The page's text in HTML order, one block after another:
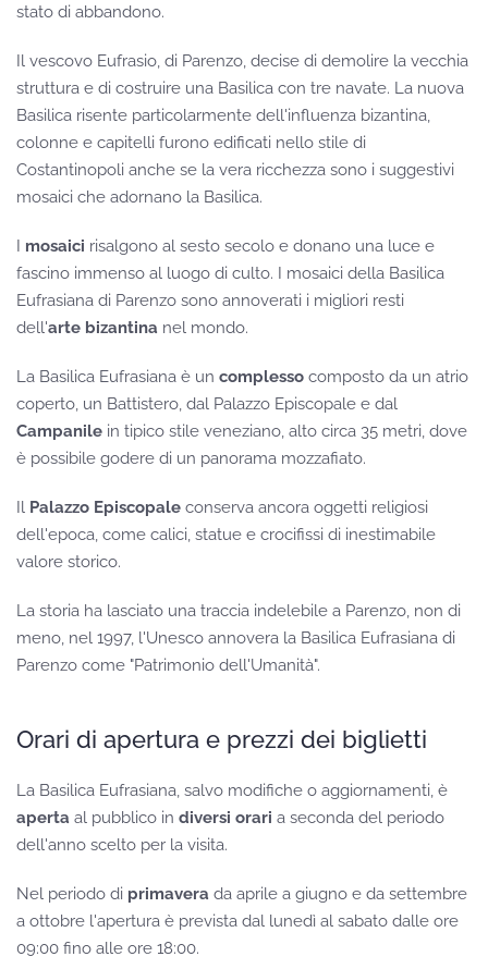
stato di abbandono.
Il vescovo Eufrasio, di Parenzo, decise di demolire la vecchia
struttura e di costruire una Basilica con tre navate. La nuova
Basilica risente particolarmente dell'influenza bizantina,
colonne e capitelli furono edificati nello stile di
Costantinopoli anche se la vera ricchezza sono i suggestivi
mosaici che adornano la Basilica.
I mosaici risalgono al sesto secolo e donano una luce e
fascino immenso al luogo di culto. I mosaici della Basilica
Eufrasiana di Parenzo sono annoverati i migliori resti
dell'arte bizantina nel mondo.
La Basilica Eufrasiana è un complesso composto da un atrio
coperto, un Battistero, dal Palazzo Episcopale e dal
Campanile in tipico stile veneziano, alto circa 35 metri, dove
è possibile godere di un panorama mozzafiato.
Il Palazzo Episcopale conserva ancora oggetti religiosi
dell'epoca, come calici, statue e crocifissi di inestimabile
valore storico.
La storia ha lasciato una traccia indelebile a Parenzo, non di
meno, nel 1997, l'Unesco annovera la Basilica Eufrasiana di
Parenzo come "Patrimonio dell'Umanità".
Orari di apertura e prezzi dei biglietti
La Basilica Eufrasiana, salvo modifiche o aggiornamenti, è
aperta al pubblico in diversi orari a seconda del periodo
dell'anno scelto per la visita.
Nel periodo di primavera da aprile a giugno e da settembre
a ottobre l'apertura è prevista dal lunedì al sabato dalle ore
09:00 fino alle ore 18:00.